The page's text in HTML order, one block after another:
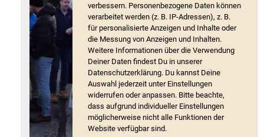
verbessern. Personenbezogene Daten können
verarbeitet werden (z. B. IP-Adressen), z. B.
für personalisierte Anzeigen und Inhalte oder
die Messung von Anzeigen und Inhalten.
Weitere Informationen über die Verwendung
Deiner Daten findest Du in unserer
Datenschutzerklärung. Du kannst Deine
Auswahl jederzeit unter Einstellungen
widerrufen oder anpassen. Bitte beachte,
dass aufgrund individueller Einstellungen
möglicherweise nicht alle Funktionen der
Website verfügbar sind.